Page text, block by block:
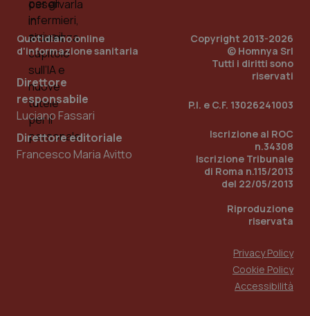
Quotidiano online
d'informazione sanitaria
Direttore
responsabile
Luciano Fassari
Direttore editoriale
Francesco Maria Avitto
Copyright 2013-2026
© Homnya Srl
Tutti i diritti sono
riservati
P.I. e C.F. 13026241003
Iscrizione al ROC
n.34308
Iscrizione Tribunale
di Roma n.115/2013
del 22/05/2013
Riproduzione
riservata
Privacy Policy
Cookie Policy
Accessibilità